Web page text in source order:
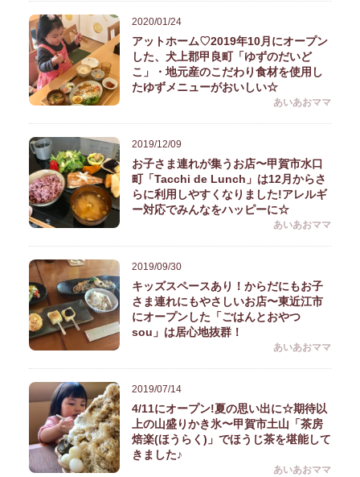
2020/01/24
アットホーム♡2019年10月にオープン
した、犬上郡甲良町「ゆずのだいど
こ」・地元産のこだわり食材を使用し
たゆずメニューがおいしい☆
あいあおママ
2019/12/09
お子さま連れが集うお店〜甲賀市水口
町「Tacchi de Lunch」は12月からさ
らに利用しやすくなりました!アレルギ
ー対応でみんなをハッピーに☆
あいあおママ
2019/09/30
キッズスペースあり！からだにもお子
さま連れにもやさしいお店〜東近江市
にオープンした「ごはんとおやつ
sou」は居心地抜群！
あいあおママ
2019/07/14
4/11にオープン!夏の思い出に☆期待以
上の山盛りかき氷〜甲賀市土山「茶房
焙楽(ほうらく)」でほうじ茶を堪能して
きました♪
あいあおママ